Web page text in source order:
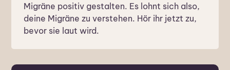
Migräne positiv gestalten. Es lohnt sich also,
deine Migräne zu verstehen. Hör ihr jetzt zu,
bevor sie laut wird.